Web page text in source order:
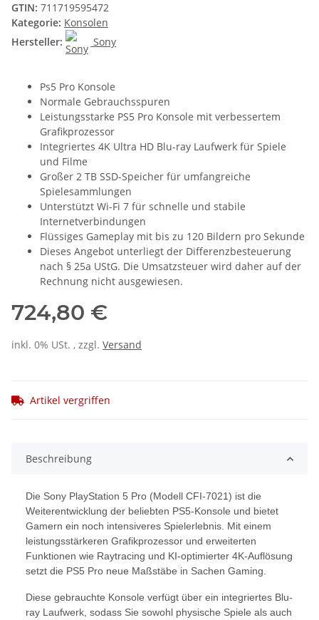
GTIN: 711719595472
Kategorie: Konsolen
Hersteller:
Sony
Ps5 Pro Konsole
Normale Gebrauchsspuren
Leistungsstarke PS5 Pro Konsole mit verbessertem
Grafikprozessor
Integriertes 4K Ultra HD Blu-ray Laufwerk für Spiele
und Filme
Großer 2 TB SSD-Speicher für umfangreiche
Spielesammlungen
Unterstützt Wi-Fi 7 für schnelle und stabile
Internetverbindungen
Flüssiges Gameplay mit bis zu 120 Bildern pro Sekunde
Dieses Angebot unterliegt der Differenzbesteuerung
nach § 25a UStG. Die Umsatzsteuer wird daher auf der
Rechnung nicht ausgewiesen.
724,80 €
inkl. 0% USt. , zzgl. Versand
Artikel vergriffen
Beschreibung
Die Sony PlayStation 5 Pro (Modell CFI-7021) ist die
Weiterentwicklung der beliebten PS5-Konsole und bietet
Gamern ein noch intensiveres Spielerlebnis. Mit einem
leistungsstärkeren Grafikprozessor und erweiterten
Funktionen wie Raytracing und KI-optimierter 4K-Auflösung
setzt die PS5 Pro neue Maßstäbe in Sachen Gaming.
Diese gebrauchte Konsole verfügt über ein integriertes Blu-
ray Laufwerk, sodass Sie sowohl physische Spiele als auch